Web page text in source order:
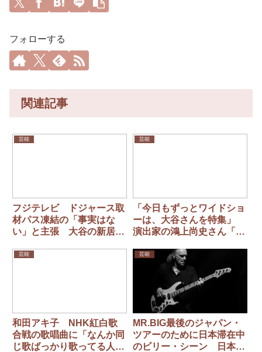
フォローする
関連記事
芸能
フジテレビ ドジャース取
材パス凍結の「事実はな
い」と主張 大谷の新居詳
芸能
「今日もずっとワイドショ
ーは、大谷さんを特集」
演出家の鴻上尚史さん「テ
いる」とテレビのあり方に
芸能
和田アキ子 NHK紅白歌
合戦の歌唱曲に「なんか同
じ歌ばっかり歌ってる人お
芸能
MR.BIG最後のジャパン・
ツアーのために日本滞在中
のビリー・シーン 日本の